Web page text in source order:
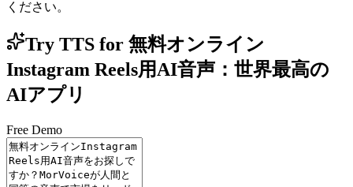
ください。
Try TTS for 無料オンライン
Instagram Reels用AI音声：世界最高の
AIアプリ
Free Demo